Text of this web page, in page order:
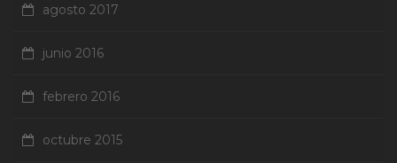
agosto 2017
junio 2016
febrero 2016
octubre 2015